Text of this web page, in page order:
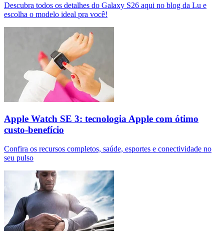
Descubra todos os detalhes do Galaxy S26 aqui no blog da Lu e
escolha o modelo ideal pra você!
Apple Watch SE 3: tecnologia Apple com ótimo
custo-benefício
Confira os recursos completos, saúde, esportes e conectividade no
seu pulso